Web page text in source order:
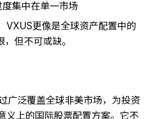
集中在单一市场
VXUS更像是全球资产配置中的
，但不可或缺。
广泛覆盖全球非美市场，为投资
义上的国际股票配置方案。它不